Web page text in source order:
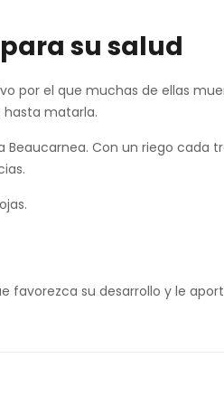
su salud
por el que muchas de ellas
hasta matarla.
Con un riego cada
favorezca su desarrollo y le